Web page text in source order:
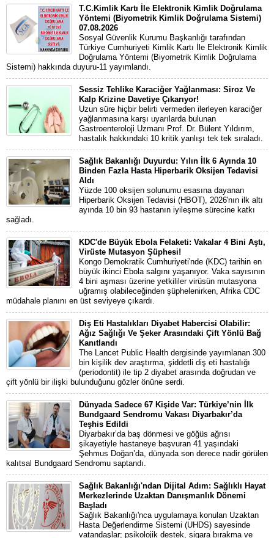
T.C.Kimlik Kartı İle Elektronik Kimlik Doğrulama
Yöntemi (Biyometrik Kimlik Doğrulama Sistemi)
07.08.2026
Sosyal Güvenlik Kurumu Başkanlığı tarafından
Türkiye Cumhuriyeti Kimlik Kartı İle Elektronik Kimlik
Doğrulama Yöntemi (Biyometrik Kimlik Doğrulama
Sistemi) hakkında duyuru-11 yayımlandı.
Sessiz Tehlike Karaciğer Yağlanması: Siroz Ve
Kalp Krizine Davetiye Çıkarıyor!
Uzun süre hiçbir belirti vermeden ilerleyen karaciğer
yağlanmasına karşı uyarılarda bulunan
Gastroenteroloji Uzmanı Prof. Dr. Bülent Yıldırım,
hastalık hakkındaki 10 kritik yanlışı tek tek sıraladı.
Sağlık Bakanlığı Duyurdu: Yılın İlk 6 Ayında 10
Binden Fazla Hasta Hiperbarik Oksijen Tedavisi
Aldı
Yüzde 100 oksijen solunumu esasına dayanan
Hiperbarik Oksijen Tedavisi (HBOT), 2026'nın ilk altı
ayında 10 bin 93 hastanın iyileşme sürecine katkı
sağladı.
KDC'de Büyük Ebola Felaketi: Vakalar 4 Bini Aştı,
Virüste Mutasyon Şüphesi!
Kongo Demokratik Cumhuriyeti'nde (KDC) tarihin en
büyük ikinci Ebola salgını yaşanıyor. Vaka sayısının
4 bini aşması üzerine yetkililer virüsün mutasyona
uğramış olabileceğinden şüphelenirken, Afrika CDC
müdahale planını en üst seviyeye çıkardı.
Diş Eti Hastalıkları Diyabet Habercisi Olabilir:
Ağız Sağlığı Ve Şeker Arasındaki Çift Yönlü Bağ
Kanıtlandı
The Lancet Public Health dergisinde yayımlanan 300
bin kişilik dev araştırma, şiddetli diş eti hastalığı
(periodontit) ile tip 2 diyabet arasında doğrudan ve
çift yönlü bir ilişki bulunduğunu gözler önüne serdi.
Dünyada Sadece 67 Kişide Var: Türkiye’nin İlk
Bundgaard Sendromu Vakası Diyarbakır’da
Teşhis Edildi
Diyarbakır’da baş dönmesi ve göğüs ağrısı
şikayetiyle hastaneye başvuran 41 yaşındaki
Şehmus Doğan’da, dünyada son derece nadir görülen
kalıtsal Bundgaard Sendromu saptandı.
Sağlık Bakanlığı'ndan Dijital Adım: Sağlıklı Hayat
Merkezlerinde Uzaktan Danışmanlık Dönemi
Başladı
Sağlık Bakanlığı'nca uygulamaya konulan Uzaktan
Hasta Değerlendirme Sistemi (UHDS) sayesinde
vatandaşlar; psikolojik destek, sigara bırakma ve